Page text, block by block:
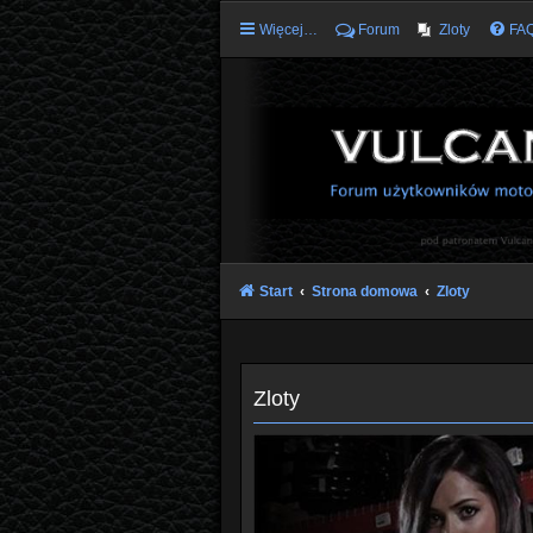
Więcej… Forum Zloty
Start Strona domowa Zloty
Zloty